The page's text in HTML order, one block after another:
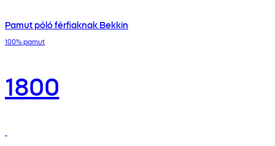
Pamut póló férfiaknak Bekkin
100% pamut
1800